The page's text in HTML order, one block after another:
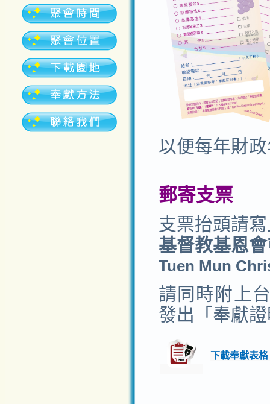
以便每年財
郵寄支票
支票抬頭請
基督教基恩
Tuen Mun
請同時附上
發出「奉獻
下載奉獻表格